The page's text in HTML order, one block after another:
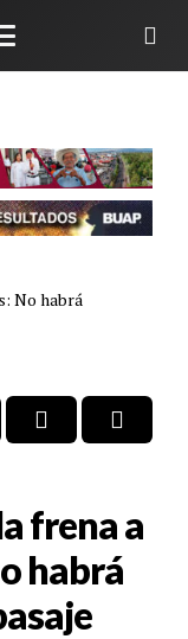
No habrá
frena a
habrá